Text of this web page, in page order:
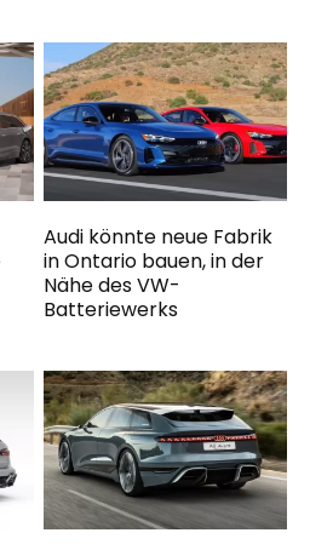
Audi könnte neue Fabrik
in Ontario bauen, in der
Nähe des VW-
Batteriewerks